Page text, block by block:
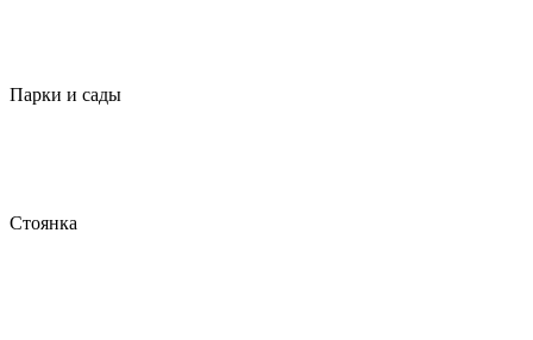
Парки и сады
Стоянка